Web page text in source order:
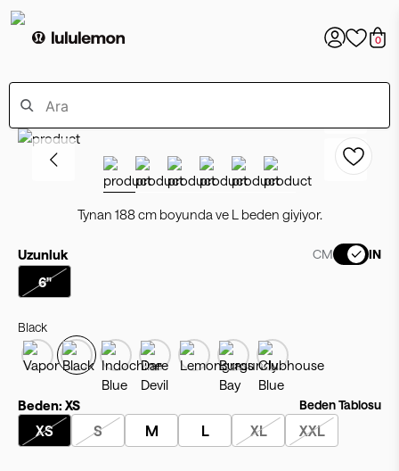
0
Tynan 188 cm boyunda ve L beden giyiyor.
Uzunluk CM IN
6"
Black
Beden: XS Beden Tablosu
XS S M L XL XXL